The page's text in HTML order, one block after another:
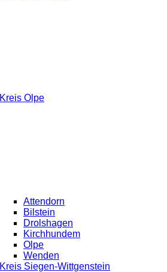
Kreis Olpe
Attendorn
Bilstein
Drolshagen
Kirchhundem
Olpe
Wenden
Kreis Siegen-Wittgenstein